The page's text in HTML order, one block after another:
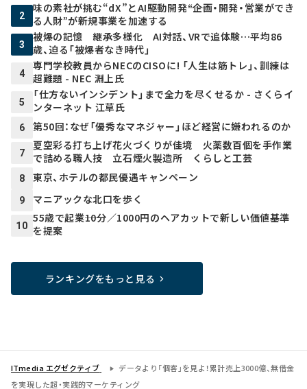
2
味の素社が挑む“dX”とAI駆動開発――“企画・開発・営業ができ
る人財”が新規事業を加速する
3
被爆の記憶 継承多様化 AI対話、VRで追体験…平均86
歳、迫る「被爆者なき時代」
4
専門学校教員からNECのCISOに! 「人生は筋トレ」、訓練は
超難題 - NEC 淵上氏
5
「仕方ないインシデント」まで全力を尽くせるか - さくらイ
ンターネット 江草氏
6 第50回：なぜ「優秀なマネジャー」ほど経営に嫌われるのか
7
夏空彩る打ち上げ花火づくりが佳境 火薬数百個を手作業
で詰める職人技 立石煙火製造所 くらしと工芸
8 東京、ホテルの都民優遇キャンペーン
9 マニアックな北口を歩く
10
55歳で起業――10分／1000円のヘアカットで新しい価値基準
を提案
ランキングをもっと見る
ITmedia エグゼクティブ
データより「個客」を見よ！累計売上3000億、無借金
を実現した超・実践的マーケティング